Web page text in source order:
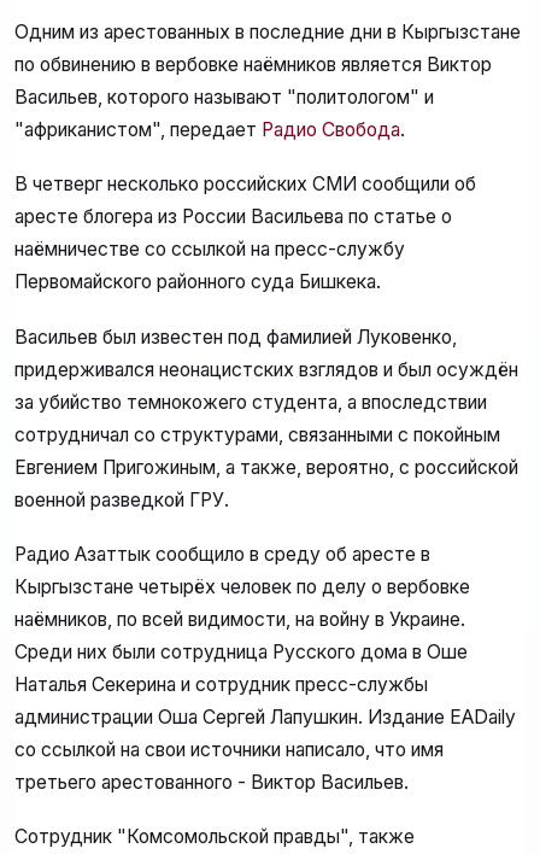
Одним из арестованных в последние дни в Кыргызстане
по обвинению в вербовке наёмников является Виктор
Васильев, которого называют "политологом" и
"африканистом", передает Радио Свобода.
В четверг несколько российских СМИ сообщили об
аресте блогера из России Васильева по статье о
наёмничестве со ссылкой на пресс-службу
Первомайского районного суда Бишкека.
Васильев был известен под фамилией Луковенко,
придерживался неонацистских взглядов и был осуждён
за убийство темнокожего студента, а впоследствии
сотрудничал со структурами, связанными с покойным
Евгением Пригожиным, а также, вероятно, с российской
военной разведкой ГРУ.
Радио Азаттык сообщило в среду об аресте в
Кыргызстане четырёх человек по делу о вербовке
наёмников, по всей видимости, на войну в Украине.
Среди них были сотрудница Русского дома в Оше
Наталья Секерина и сотрудник пресс-службы
администрации Оша Сергей Лапушкин. Издание EADaily
со ссылкой на свои источники написало, что имя
третьего арестованного - Виктор Васильев.
Сотрудник "Комсомольской правды", также